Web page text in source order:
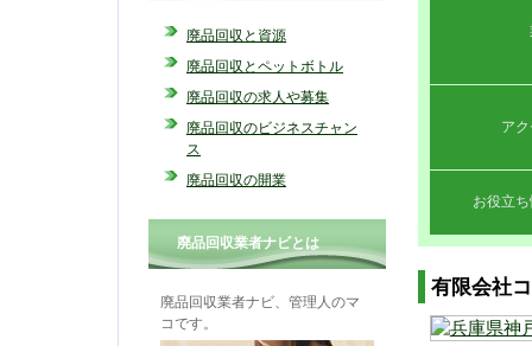
ア
お役立
有限会社
廃品回収と資源
廃品回収とペットボトル
廃品回収の求人や募集
廃品回収のビジネスチャン
ス
廃品回収の開業
廃品回収業者ナビとは
廃品回収業者ナビ、管理人のマ
コです。